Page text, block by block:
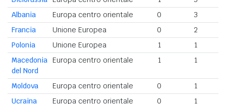
Albania
Europa centro orientale 0 3
Francia
Unione Europea 0 2
Polonia
Unione Europea 1 1
Macedonia
del Nord
Europa centro orientale 1 1
Moldova Europa centro orientale 0 1
Ucraina
Europa centro orientale 0 1